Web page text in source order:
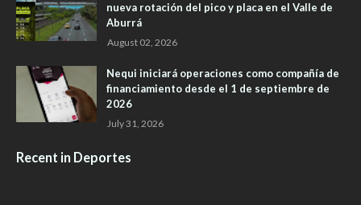
nueva rotación del pico y placa en el Valle de
Aburrá
August 02, 2026
Nequi iniciará operaciones como compañía de
financiamiento desde el 1 de septiembre de
2026
July 31, 2026
Recent in Deportes